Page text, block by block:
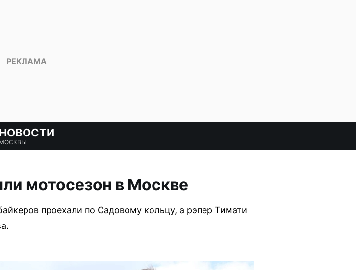
НОВОСТИ
МОСКВЫ
мотосезон в Москве
проехали по Садовому кольцу, а рэпер Тимати